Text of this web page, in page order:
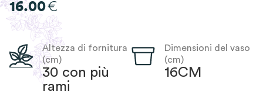
16.00€
Altezza di fornitura
(cm)
30 con più
rami
Dimensioni del vaso
(cm)
16CM